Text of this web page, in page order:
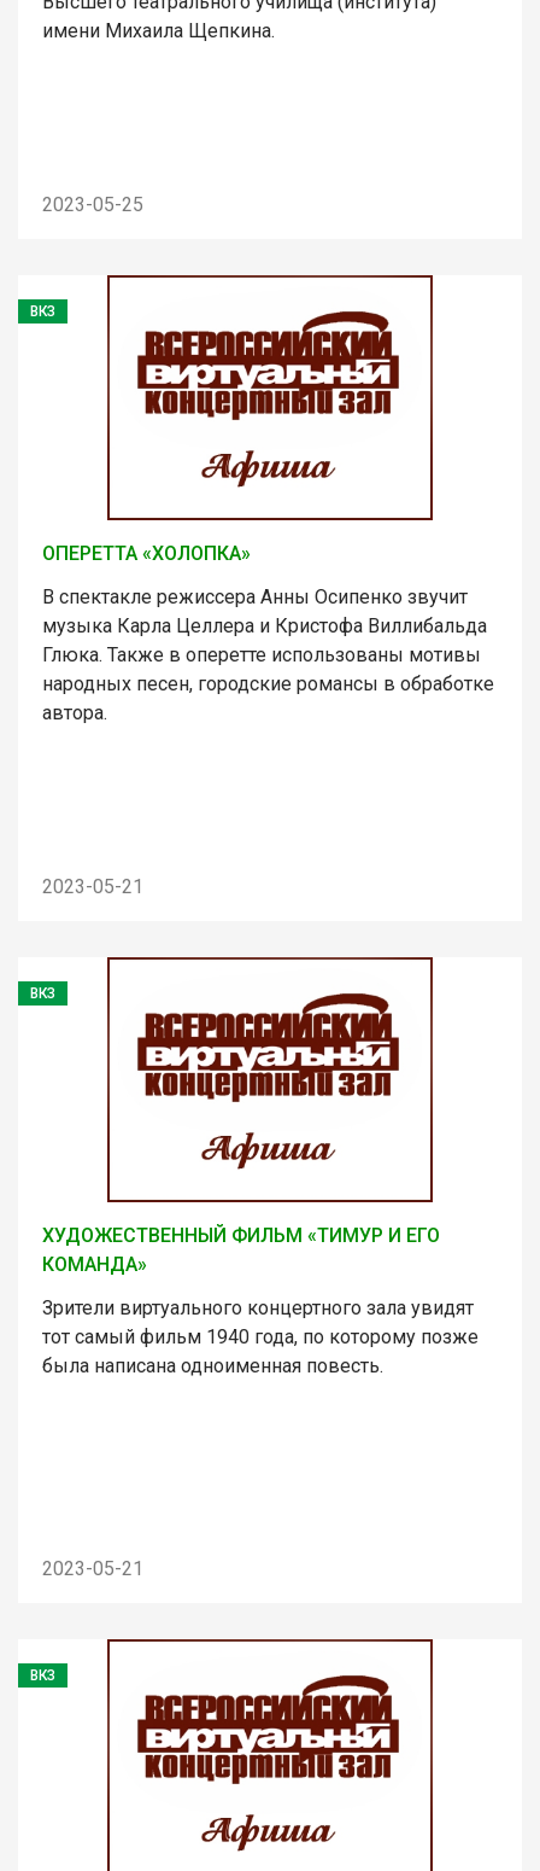
имени Михаила Щепкина.
2023-05-25
ВКЗ
ОПЕРЕТТА «ХОЛОПКА»
В спектакле режиссера Анны Осипенко звучит
музыка Карла Целлера и Кристофа Виллибальда
Глюка. Также в оперетте использованы мотивы
народных песен, городские романсы в обработке
автора.
2023-05-21
ВКЗ
ХУДОЖЕСТВЕННЫЙ ФИЛЬМ «ТИМУР И ЕГО
КОМАНДА»
Зрители виртуального концертного зала увидят
тот самый фильм 1940 года, по которому позже
была написана одноименная повесть.
2023-05-21
ВКЗ